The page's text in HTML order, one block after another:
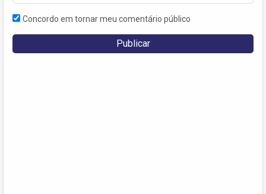
Concordo em tornar meu comentário público